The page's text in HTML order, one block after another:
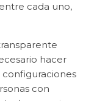
cada uno,
hacer
con